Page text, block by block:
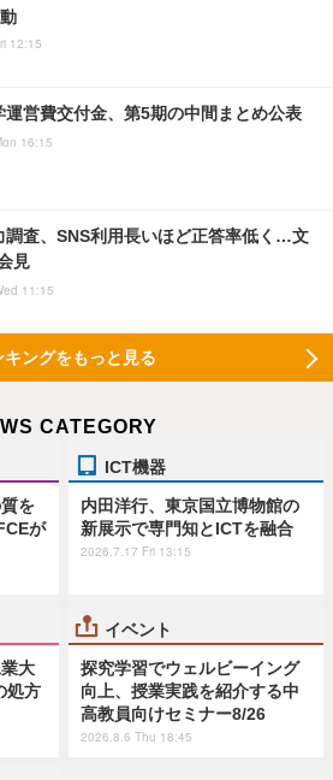
12:15
運営費交付金、第5期の中間まとめ公表
16:15
調査、SNS利用長いほど正答率低く…文
見
11:15
キングをもっと見る
CATEGORY
を
が
ICT機器
内田洋行、東京国立博物館の
新展示で専門知とICTを融合
2026.7.17 Fri 13:15
大
処方
イベント
探究学習でウェルビーイング
向上、授業実践を紹介する中
高教員向けセミナー8/26
2026.8.6 Thu 18:45